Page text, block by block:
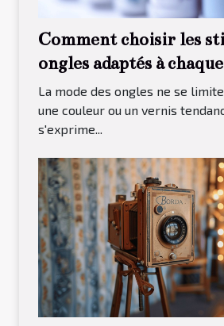
Comment choisir les
ongles adaptés à
La mode des ongles ne se
une couleur ou un vernis
s'exprime...